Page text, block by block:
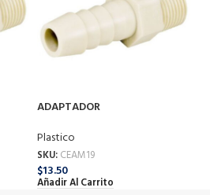
ADAPTADOR
PVC 19MM
Plastico
SKU: CEAM19
$13.50
Añadir Al Carrito